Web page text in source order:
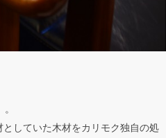
していた木材をカリモク独自の処